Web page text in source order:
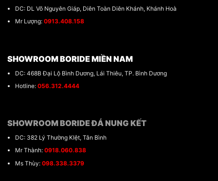
DC: DL Võ Nguyên Giáp, Diên Toàn Diên Khánh, Khánh Hoà
Mr Lượng: 0913.408.158
SHOWROOM BORIDE MIỀN NAM
DC: 468B Đại Lộ Bình Dương, Lái Thiêu, TP. Bình Dương
Hotline: 056.312.4444
SHOWROOM BORIDE ĐÁ NUNG KẾT
DC: 382 Lý Thường KIệt, Tân Bình
Mr Thành: 0918.060.838
Ms Thùy: 098.338.3379